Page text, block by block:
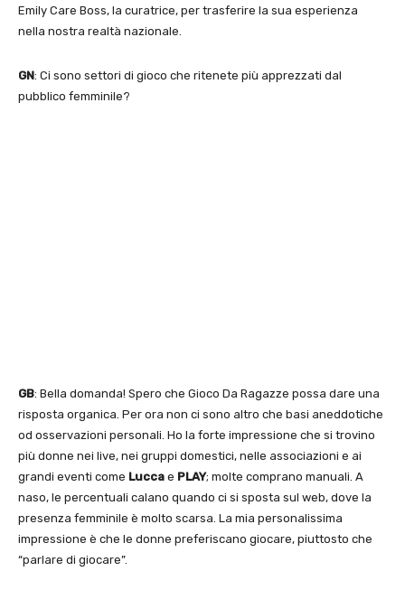
Emily Care Boss, la curatrice, per trasferire la sua esperienza
nella nostra realtà nazionale.
GN: Ci sono settori di gioco che ritenete più apprezzati dal
pubblico femminile?
GB: Bella domanda! Spero che Gioco Da Ragazze possa dare una
risposta organica. Per ora non ci sono altro che basi aneddotiche
od osservazioni personali. Ho la forte impressione che si trovino
più donne nei live, nei gruppi domestici, nelle associazioni e ai
grandi eventi come Lucca e PLAY; molte comprano manuali. A
naso, le percentuali calano quando ci si sposta sul web, dove la
presenza femminile è molto scarsa. La mia personalissima
impressione è che le donne preferiscano giocare, piuttosto che
“parlare di giocare”.